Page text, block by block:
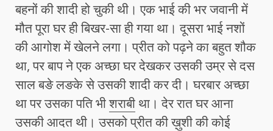
बहनों की शादी हो चुकी थी। एक भाई की भर जवानी में
मौत पूरा घर ही बिखर-सा ही गया था। दूसरा भाई नशों
की आगोश में खेलने लगा। प्रीत को पढ़ने का बहुत शौक
था, पर बाप ने एक अच्छा घर देखकर उसकी उम्र से दस
साल बङे लङके से उसकी शादी कर दी। घरबार अच्छा
था पर उसका पति भीशराबी था। देर रात घर आना
उसकी आदत थी। उसको प्रीत की ख़ुशी की कोई